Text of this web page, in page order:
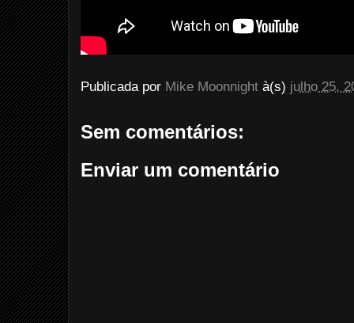
Publicada por Mike Moonnight à(s) julho 25,
Sem comentários:
Enviar um comentário